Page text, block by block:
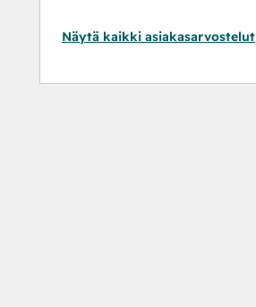
Näytä kaikki asiakasarvostelut